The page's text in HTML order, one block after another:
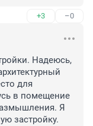
+3 –0
Надеюсь,
для
в помещение
Я
застройку.